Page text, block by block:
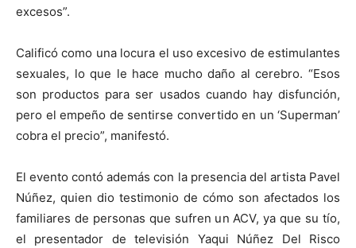
excesos”.
Calificó como una locura el uso excesivo de estimulantes
sexuales, lo que le hace mucho daño al cerebro. “Esos
son productos para ser usados cuando hay disfunción,
pero el empeño de sentirse convertido en un ‘Superman’
cobra el precio”, manifestó.
El evento contó además con la presencia del artista Pavel
Núñez, quien dio testimonio de cómo son afectados los
familiares de personas que sufren un ACV, ya que su tío,
el presentador de televisión Yaqui Núñez Del Risco